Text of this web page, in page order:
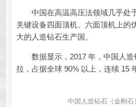
中国在高温高压法领域几乎处
关键设备四面顶机、六面顶机上的
大的人造钻石生产国。
数据显示，2017 年，中国人造
拉，占据全球 90% 以上，连续 15
中国人造钻石（金刚石